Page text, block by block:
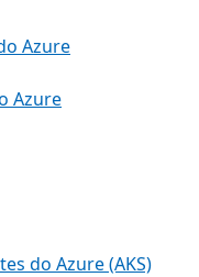
Azure
Azure
do Azure (AKS)